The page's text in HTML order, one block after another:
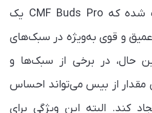
متعادل‌تری داشت، باعث شده که CMF Buds Pro یک
و قوی به‌ویژه در سبک‌های
حال، در برخی از سبک‌ها و
مقدار از بیس می‌تواند احساس
کند. البته این ویژگی برای